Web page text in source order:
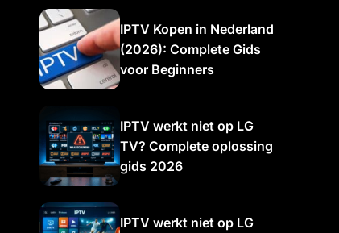
IPTV Kopen in Nederland
(2026): Complete Gids
voor Beginners
IPTV werkt niet op LG
TV? Complete oplossing
gids 2026
IPTV werkt niet op LG